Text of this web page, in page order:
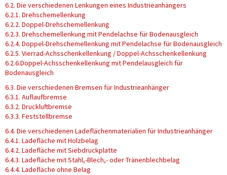
6.2. Die verschiedenen Lenkungen eines Industrieanhängers
6.2.1. Drehschemellenkung
6.2.2. Doppel-Drehschemellenkung
6.2.3. Drehschemellenkung mit Pendelachse für Bodenausgleich
6.2.4. Doppel-Drehschemellenkung mit Pendelachse für Bodenausgleich
6.2.5. Vierrad-Achsschenkellenkung / Doppel-Achsschenkellenkung
6.2.6.Doppel-Achsschenkellenkung mit Pendelausgleich für
Bodenausgleich
6.3. Die verschiedenen Bremsen für Industrieanhänger
6.3.1. Auflaufbremse
6.3.2. Druckluftbremse
6.3.3. Feststellbremse
6.4. Die verschiedenen Ladeflächenmaterialien für Industrieanhänger
6.4.1. Ladefläche mit Holzbelag
6.4.2. Ladefläche mit Siebdruckplatte
6.4.3. Ladefläche mit Stahl,-Blech,- oder Tränenblechbelag
6.4.4. Ladefläche ohne Belag